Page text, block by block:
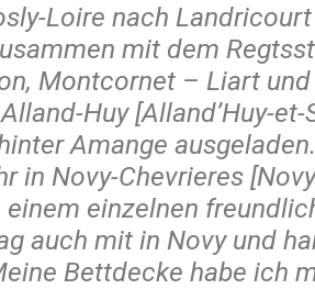
Loire nach
mit dem
Montcornet – Liart und
Huy [Alland’Huy-et-
Amange
in Novy-Chevrieres
einem einzelnen
auch mit in Novy und
Bettdecke habe ich